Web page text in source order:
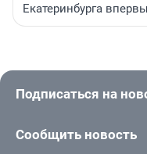
Екатеринбурга
Подписаться на
Сообщить новость